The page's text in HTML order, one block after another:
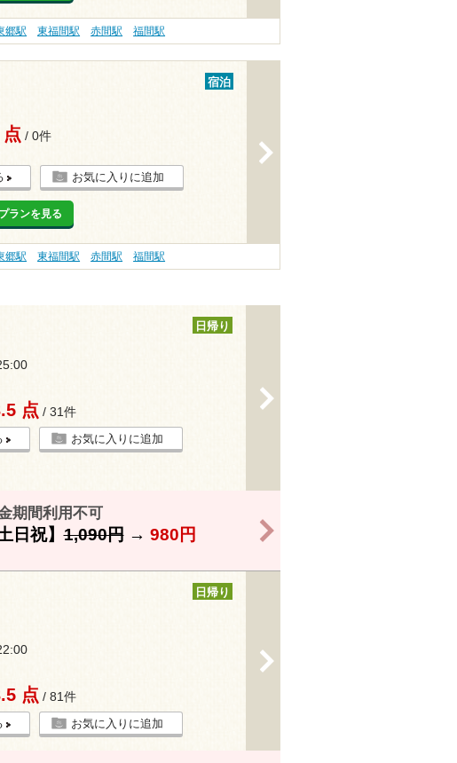
郷駅 東福間駅 赤間駅 福間駅
宿泊
/ 0件
お気に入りに追加
ランを見る
郷駅 東福間駅 赤間駅 福間駅
日帰り
点 / 31件
お気に入りに追加
期間利用不可
日祝】1,090円→ 980円 >
日帰り
点 / 81件
お気に入りに追加